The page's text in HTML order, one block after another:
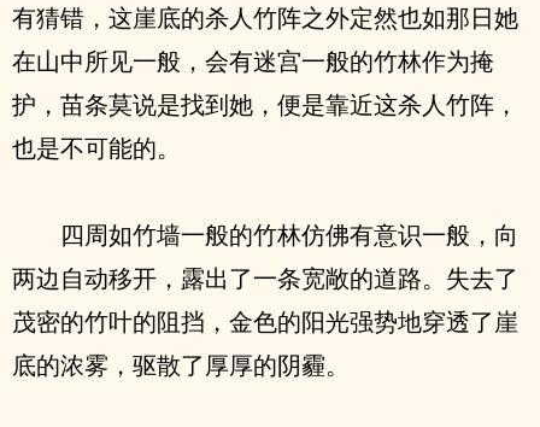
有猜错，这崖底的杀人竹阵之外定然也如那日她
在山中所见一般，会有迷宫一般的竹林作为掩
护，苗条莫说是找到她，便是靠近这杀人竹阵，
也是不可能的。
四周如竹墙一般的竹林仿佛有意识一般，向
两边自动移开，露出了一条宽敞的道路。失去了
茂密的竹叶的阻挡，金色的阳光强势地穿透了崖
底的浓雾，驱散了厚厚的阴霾。